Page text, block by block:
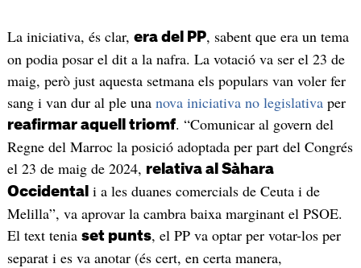
La iniciativa, és clar, era del PP, sabent que era un tema
on podia posar el dit a la nafra. La votació va ser el 23 de
maig, però just aquesta setmana els populars van voler fer
sang i van dur al ple una nova iniciativa no legislativaper
reafirmar aquell triomf. “Comunicar al govern del
Regne del Marroc la posició adoptada per part del Congrés
el 23 de maig de 2024, relativa al Sàhara
Occidental i a les duanes comercials de Ceuta i de
Melilla”, va aprovar la cambra baixa marginant el PSOE.
El text tenia set punts, el PP va optar per votar-los per
separat i es va anotar (és cert, en certa manera,